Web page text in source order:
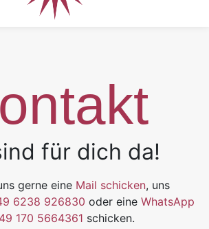
für dich da!
gerne eine Mail schicken, uns
6238 926830 oder eine WhatsApp
170 5664361 schicken.